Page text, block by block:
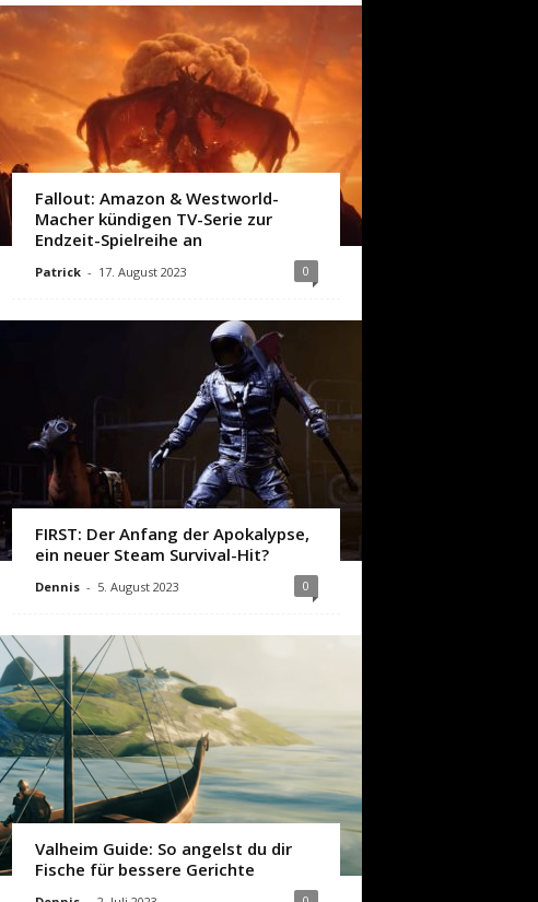
Fallout: Amazon & Westworld-
Macher kündigen TV-Serie zur
Endzeit-Spielreihe an
Patrick - 17. August 2023 0
FIRST: Der Anfang der Apokalypse,
ein neuer Steam Survival-Hit?
Dennis - 5. August 2023 0
Valheim Guide: So angelst du dir
Fische für bessere Gerichte